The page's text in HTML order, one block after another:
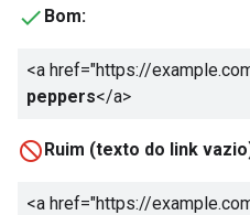
Bom:
<a href="https://
peppers</a>
Ruim (texto do link
<a href="https://